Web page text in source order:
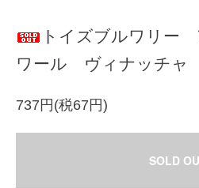
トイズブルワリ
ワール ヴィナッチャ
737円(税67円)
SOLD